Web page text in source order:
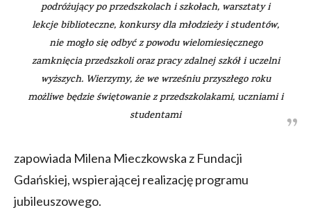
podróżujący po przedszkolach i szkołach, warsztaty i
lekcje biblioteczne, konkursy dla młodzieży i studentów,
nie mogło się odbyć z powodu wielomiesięcznego
zamknięcia przedszkoli oraz pracy zdalnej szkół i uczelni
wyższych. Wierzymy, że we wrześniu przyszłego roku
możliwe będzie świętowanie z przedszkolakami, uczniami i
studentami
zapowiada Milena Mieczkowska z Fundacji
Gdańskiej, wspierającej realizację programu
jubileuszowego.